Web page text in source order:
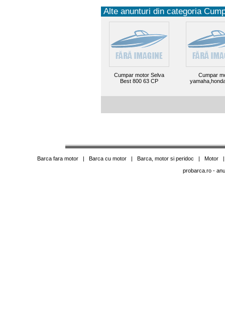
Alte anunturi din categoria
Cumpar motor Selva
Best 800 63 CP
Cumpar
Barca fara motor| Barca cu motor| Barca, motor si peridoc | Motor
probarca.ro-